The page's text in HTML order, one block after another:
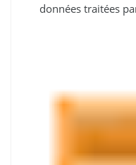
données traitées